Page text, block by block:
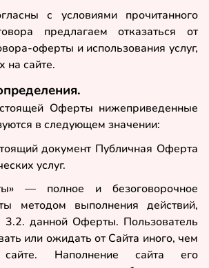
с условиями прочитанного
предлагаем отказаться от
оферты и использования услуг,
на сайте.
Оферты нижеприведенные
в следующем значении:
документ Публичная Оферта
услуг.
— полное и безоговорочное
методом выполнения действий,
данной Оферты. Пользователь
или ожидать от Сайта иного, чем
Наполнение сайта его